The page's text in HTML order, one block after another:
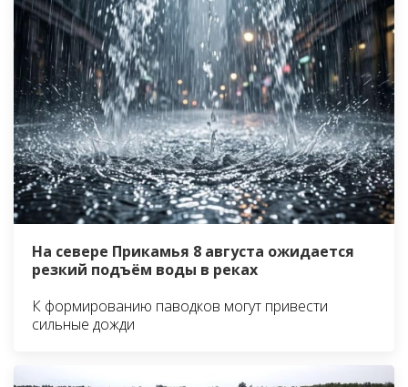
На севере Прикамья 8 августа ожидается
резкий подъём воды в реках
К формированию паводков могут привести
сильные дожди